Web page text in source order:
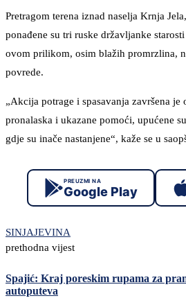
Pretragom terena iznad naselja Krnja
ponađene su tri ruske državljanke
ovom prilikom, osim blažih promrzlina,
povrede.
„Akcija potrage i spasavanja završena je
pronalaska i ukazane pomoći, upućene
gdje su inače nastanjene“, kaže se u
PREUZMI NA
Google Play
SINJAJEVINA
prethodna vijest
Spajić: Kraj poreskim rupama za
autoputeva